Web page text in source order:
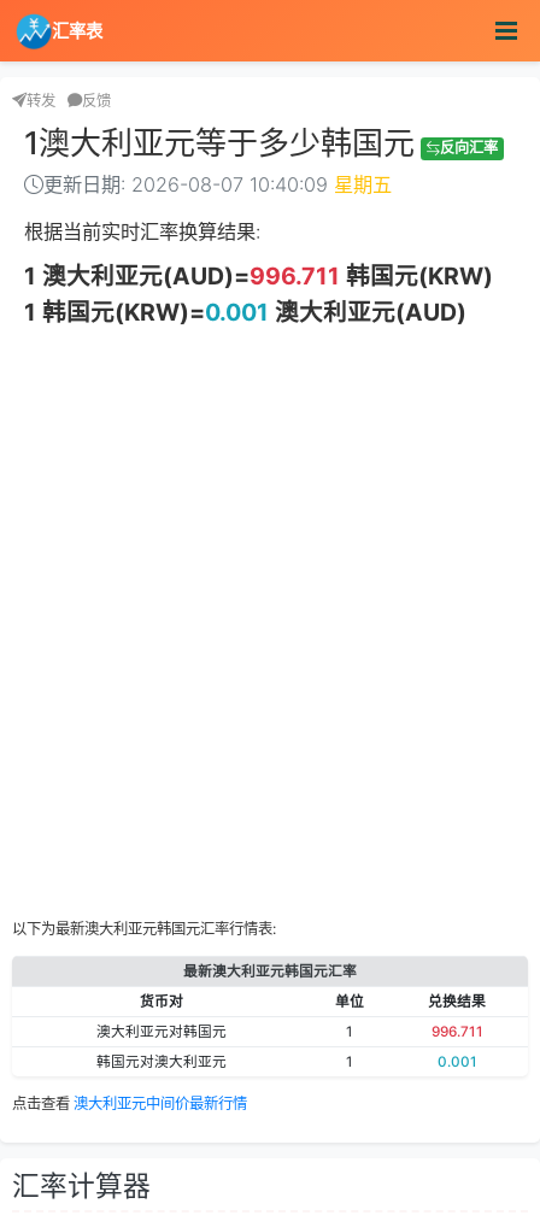
汇率表
转发 反馈
1澳大利亚元等于多少韩国元 反向汇率
更新日期: 2026-08-07 10:40:09 星期五
根据当前实时汇率换算结果:
1 澳大利亚元(AUD)=996.711 韩国元(KRW)
1 韩国元(KRW)=0.001 澳大利亚元(AUD)
以下为最新澳大利亚元韩国元汇率行情表:
最新澳大利亚元韩国元汇率
货币对
单位
兑换结果
澳大利亚元对韩国元
1
996.711
韩国元对澳大利亚元
1 0.001
点击查看 澳大利亚元中间价最新行情
汇率计算器